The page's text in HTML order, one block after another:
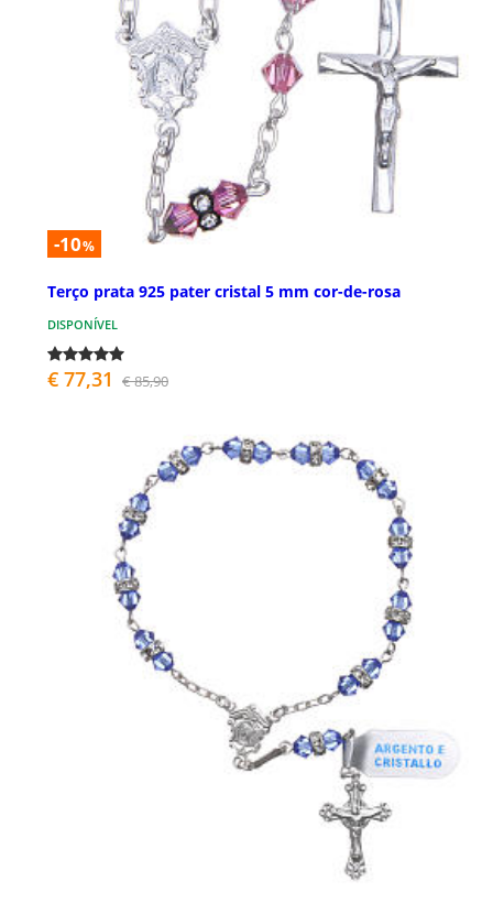
-10%
Terço prata 925 pater cristal 5 mm cor-de-rosa
DISPONÍVEL
€ 77,31 € 85,90